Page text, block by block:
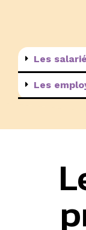
Les
Les